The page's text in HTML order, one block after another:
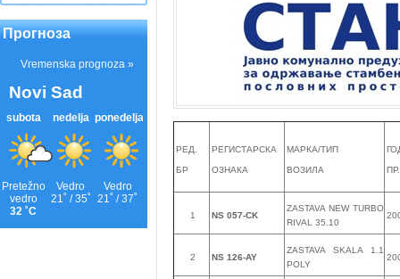
РЕД.
БР
РЕГИСТАРСКА
ОЗНАКА
МАРКА/ТИП
ВОЗИЛА ПР.
1 NS 057-CK
ZASTAVA NEW TURBO
RIVAL 35.10
2 NS 126-AY
ZASTAVA SKALA 1.1
POLY
Прогноза